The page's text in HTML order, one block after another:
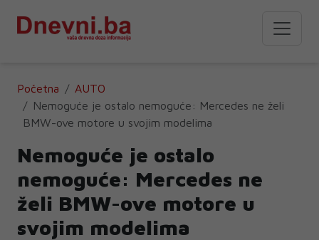
Početna
AUTO
Nemoguće je ostalo nemoguće: Mercedes ne želi
BMW-ove motore u svojim modelima
Nemoguće je ostalo
nemoguće: Mercedes ne
želi BMW-ove motore u
svojim modelima